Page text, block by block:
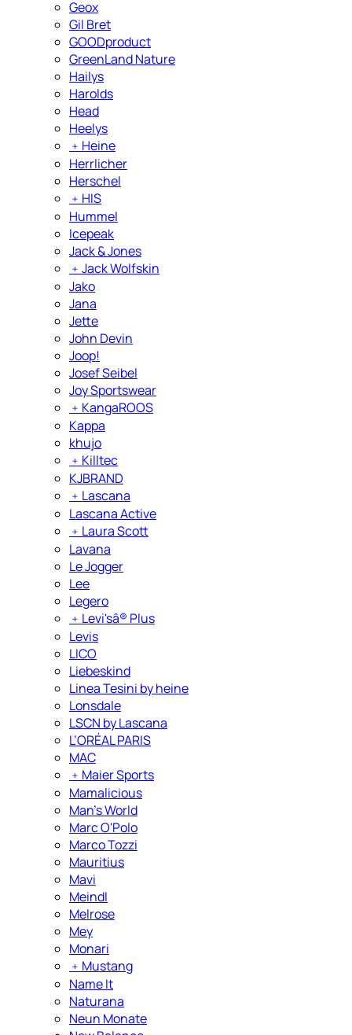
Geox
Gil Bret
GOODproduct
GreenLand Nature
Hailys
Harolds
Head
Heelys
﹢ Heine
Herrlicher
Herschel
﹢ HIS
Hummel
Icepeak
Jack & Jones
﹢ Jack Wolfskin
Jako
Jana
Jette
John Devin
Joop!
Josef Seibel
Joy Sportswear
﹢ KangaROOS
Kappa
khujo
﹢ Killtec
KJBRAND
﹢ Lascana
Lascana Active
﹢ Laura Scott
Lavana
Le Jogger
Lee
Legero
﹢ Levi'sâ® Plus
Levis
LICO
Liebeskind
Linea Tesini by heine
Lonsdale
LSCN by Lascana
L’ORÉAL PARIS
MAC
﹢ Maier Sports
Mamalicious
Man's World
Marc O'Polo
Marco Tozzi
Mauritius
Mavi
Meindl
Melrose
Mey
Monari
﹢ Mustang
Name It
Naturana
Neun Monate